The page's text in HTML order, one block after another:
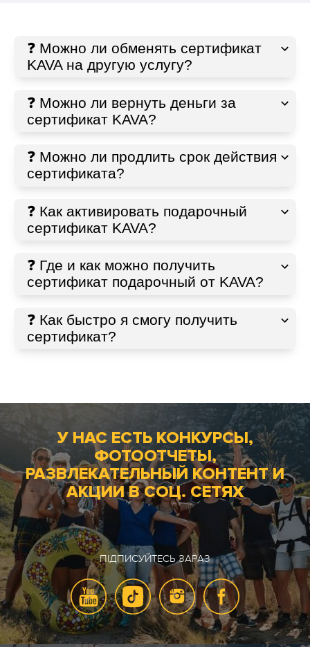
❓ Можно ли обменять сертификат
KAVA на другую услугу?
❓ Можно ли вернуть деньги за
сертификат KAVA?
❓ Можно ли продлить срок действия
сертификата?
❓ Как активировать подарочный
сертификат KAVA?
❓ Где и как можно получить
сертификат подарочный от KAVA?
❓ Как быстро я смогу получить
сертификат?
У НАС ЕСТЬ КОНКУРСЫ,
ФОТООТЧЕТЫ,
РАЗВЛЕКАТЕЛЬНЫЙ КОНТЕНТ И
АКЦИИ В СОЦ. СЕТЯХ
ПІДПИСУЙТЕСЬ ЗАРАЗ